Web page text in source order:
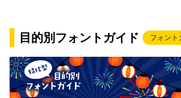
目的別フォントガイド フォント